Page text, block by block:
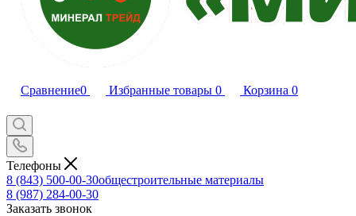
Сравнение0 Избранные товары 0 Корзина 0
Телефоны
8 (843) 500-00-30общестроительные материалы
8 (987) 284-00-30
Заказать звонок